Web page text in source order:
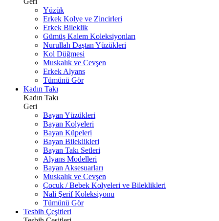
Yüzük
Erkek Kolye ve Zincirleri
Erkek Bileklik
Gümüş Kalem Koleksiyonları
Nurullah Daştan Yüzükleri
Kol Düğmesi
Muskalık ve Cevşen
Erkek Alyans
Tümünü Gör
Kadın Takı
Kadın Takı
Geri
Bayan Yüzükleri
Bayan Kolyeleri
Bayan Küpeleri
Bayan Bileklikleri
Bayan Takı Setleri
Alyans Modelleri
Bayan Aksesuarları
Muskalık ve Cevşen
Çocuk / Bebek Kolyeleri ve Bileklikleri
Nali Şerif Koleksiyonu
Tümünü Gör
Tesbih Çeşitleri